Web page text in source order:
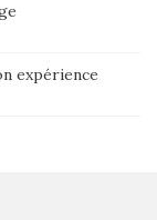
expérience